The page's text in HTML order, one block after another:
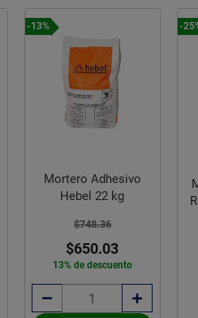
-13%
Mortero Adhesivo
Hebel 22 kg
$748.36
$650.03
13% de descuento
-